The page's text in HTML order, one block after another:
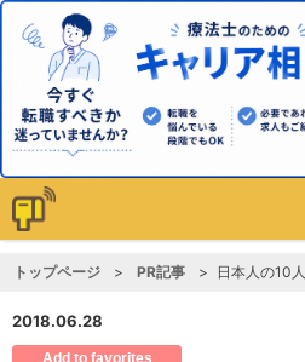
トップページ PR記事 日本人の10人
2018.06.28
Add to favorites